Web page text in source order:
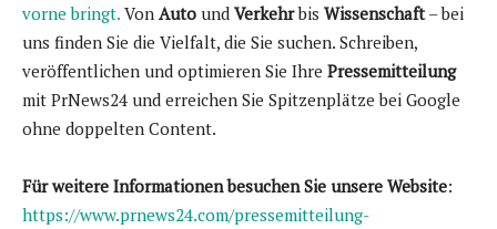
vorne bringt. Von Auto und Verkehrbis Wissenschaft– bei
uns finden Sie die Vielfalt, die Sie suchen. Schreiben,
veröffentlichen und optimieren Sie Ihre Pressemitteilung
mit PrNews24 und erreichen Sie Spitzenplätze bei Google
ohne doppelten Content.
Für weitere Informationen besuchen Sie unsere Website:
https://www.prnews24.com/pressemitteilung-